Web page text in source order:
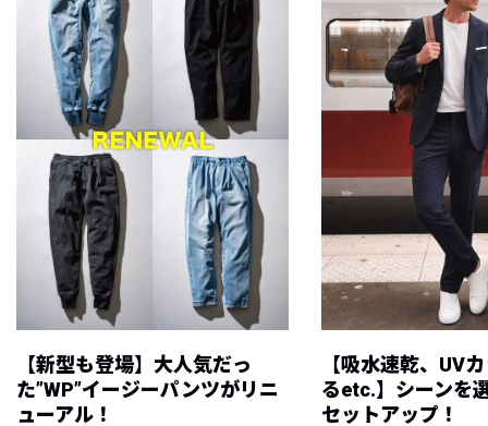
【新型も登場】大人気だっ
た”WP”イージーパンツがリニ
ューアル！
【吸水速乾、UV
るetc.】シーンを
セットアップ！